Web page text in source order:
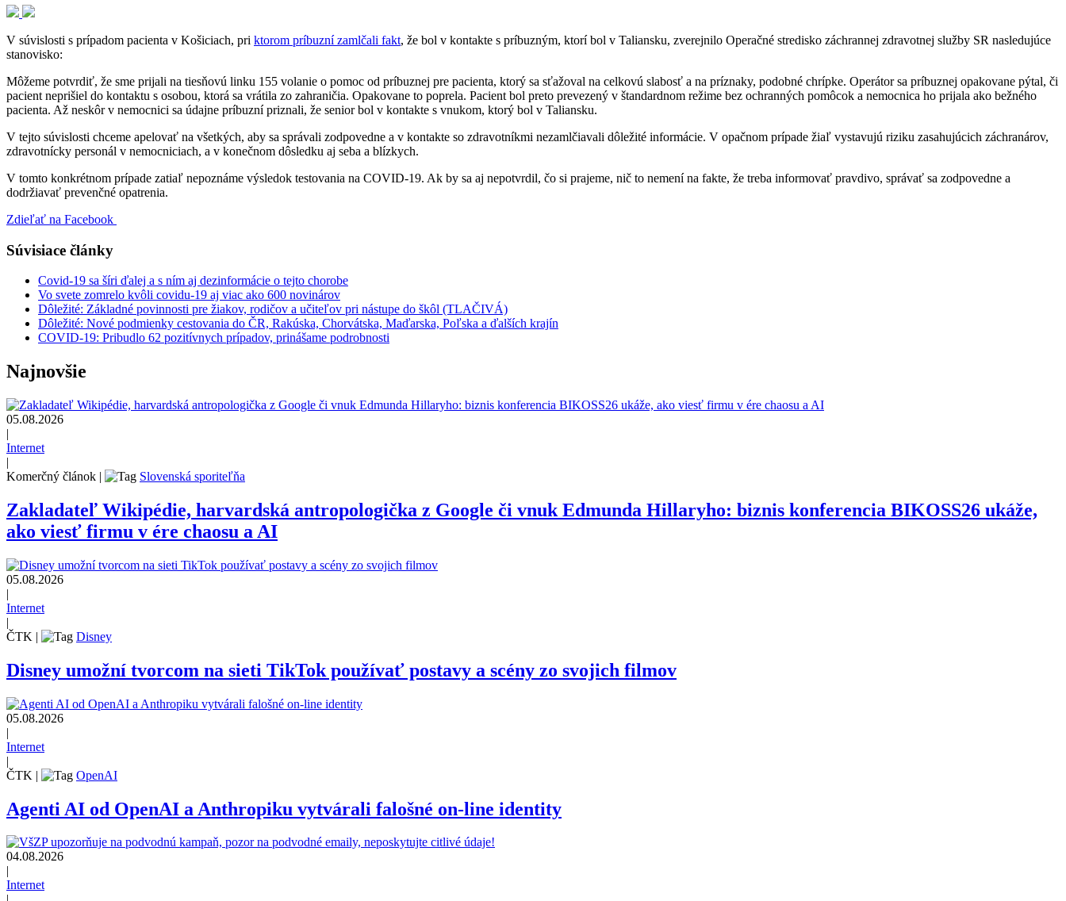
V súvislosti s prípadom pacienta v Košiciach, pri ktorom príbuzní zamlčali fakt, že bol v kontakte s príbuzným, ktorí bol v Taliansku, zverejnilo Operačné stredisko záchrannej zdravotnej služby SR nasledujúce
stanovisko:
Môžeme potvrdiť, že sme prijali na tiesňovú linku 155 volanie o pomoc od príbuznej pre pacienta, ktorý sa sťažoval na celkovú slabosť a na príznaky, podobné chrípke. Operátor sa príbuznej opakovane pýtal, či
pacient neprišiel do kontaktu s osobou, ktorá sa vrátila zo zahraničia. Opakovane to poprela. Pacient bol preto prevezený v štandardnom režime bez ochranných pomôcok a nemocnica ho prijala ako bežného
pacienta. Až neskôr v nemocnici sa údajne príbuzní priznali, že senior bol v kontakte s vnukom, ktorý bol v Taliansku.
V tejto súvislosti chceme apelovať na všetkých, aby sa správali zodpovedne a v kontakte so zdravotníkmi nezamlčiavali dôležité informácie. V opačnom prípade žiaľ vystavujú riziku zasahujúcich záchranárov,
zdravotnícky personál v nemocniciach, a v konečnom dôsledku aj seba a blízkych.
V tomto konkrétnom prípade zatiaľ nepoznáme výsledok testovania na COVID-19. Ak by sa aj nepotvrdil, čo si prajeme, nič to nemení na fakte, že treba informovať pravdivo, správať sa zodpovedne a
dodržiavať prevenčné opatrenia.
Zdieľať na Facebook
Súvisiace články
Covid-19 sa šíri ďalej a s ním aj dezinformácie o tejto chorobe
Vo svete zomrelo kvôli covidu-19 aj viac ako 600 novinárov
Dôležité: Základné povinnosti pre žiakov, rodičov a učiteľov pri nástupe do škôl (TLAČIVÁ)
Dôležité: Nové podmienky cestovania do ČR, Rakúska, Chorvátska, Maďarska, Poľska a ďalších krajín
COVID-19: Pribudlo 62 pozitívnych prípadov, prinášame podrobnosti
Najnovšie
05.08.2026
|
Internet
|
Komerčný článok | Slovenská sporiteľňa
Zakladateľ Wikipédie, harvardská antropologička z Google či vnuk Edmunda Hillaryho: biznis konferencia BIKOSS26 ukáže,
ako viesť firmu v ére chaosu a AI
05.08.2026
|
Internet
|
ČTK | Disney
Disney umožní tvorcom na sieti TikTok používať postavy a scény zo svojich filmov
05.08.2026
|
Internet
|
ČTK | OpenAI
Agenti AI od OpenAI a Anthropiku vytvárali falošné on-line identity
04.08.2026
Internet